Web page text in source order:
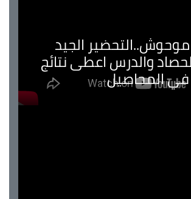
الجيد
والدرس اعطى نتائج
المحاصيل